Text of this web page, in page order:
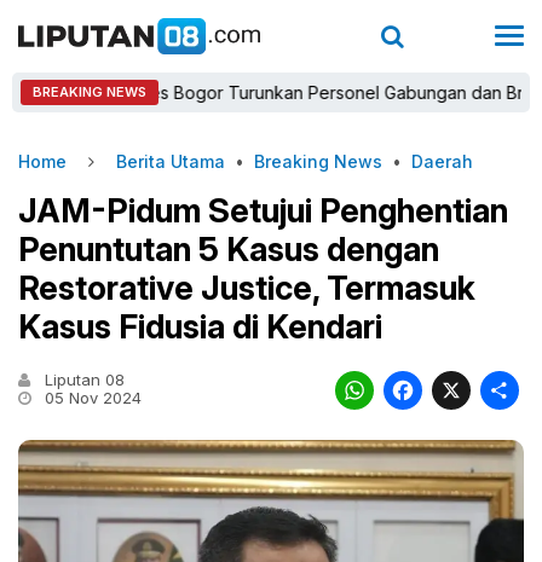
BREAKING NEWS
Kapolres Bogor Turunkan Personel Gabungan dan Brimob,
Home Berita Utama • Breaking News • Daerah
JAM-Pidum Setujui Penghentian
Penuntutan 5 Kasus dengan
Restorative Justice, Termasuk
Kasus Fidusia di Kendari
Liputan 08
05 Nov 2024
X